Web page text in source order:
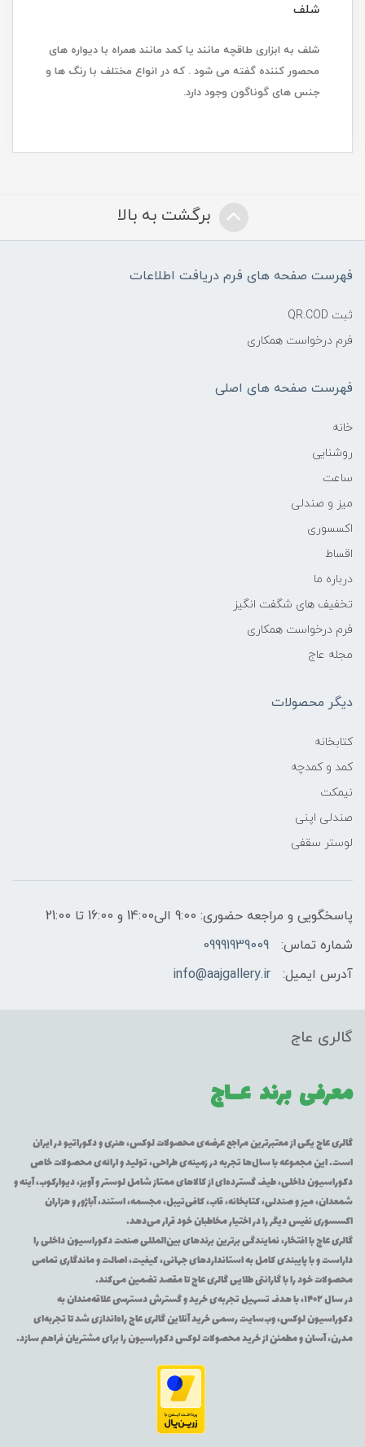
شلف
شلف به ابزاری طاقچه مانند یا کمد مانند همراه با دیواره های
محصور کننده گفته می شود . که در انواع مختلف با رنگ ها و
جنس های گوناگون وجود دارد.
برگشت به بالا
فهرست صفحه های فرم دریافت اطلاعات
ثبت QR.COD
فرم درخواست همکاری
فهرست صفحه های اصلی
خانه
روشنایی
ساعت
میز و صندلی
اکسسوری
اقساط
درباره ما
تخفیف های شگفت انگیز
فرم درخواست همکاری
مجله عاج
دیگر محصولات
کتابخانه
کمد و کمدچه
نیمکت
صندلی اپنی
لوستر سقفی
پاسخگویی و مراجعه حضوری: 9:00 الی14:00 و 16:00 تا 21:00
شماره تماس:
09991939009
آدرس ایمیل:
info@aajgallery.ir
گالری عاج
معرفی برند عــاج
گالری عاج یکی از معتبرترین مراجع عرضه‌ی محصولات لوکس، هنری و دکوراتیو در ایران
است. این مجموعه با سال‌ها تجربه در زمینه‌ی طراحی، تولید و ارائه‌ی محصولات خاص
دکوراسیون داخلی، طیف گسترده‌ای از کالاهای ممتاز شامل لوستر و آویز، دیوارکوب، آینه و
شمعدان، میز و صندلی، کتابخانه، قاب، کافی‌تیبل، مجسمه، استند، آباژور و هزاران
اکسسوری نفیس دیگر را در اختیار مخاطبان خود قرار می‌دهد.
گالری عاج با افتخار، نمایندگی برترین برندهای بین‌المللی صنعت دکوراسیون داخلی را
داراست و با پایبندی کامل به استانداردهای جهانی، کیفیت، اصالت و ماندگاری تمامی
محصولات خود را با گارانتی طلایی گالری عاج تا مقصد تضمین می‌کند.
در سال ۱۴۰۲، با هدف تسهیل تجربه‌ی خرید و گسترش دسترسی علاقه‌مندان به
دکوراسیون لوکس، وب‌سایت رسمی خرید آنلاین گالری عاج راه‌اندازی شد تا تجربه‌ای
مدرن، آسان و مطمئن از خرید محصولات لوکس دکوراسیون را برای مشتریان فراهم سازد.